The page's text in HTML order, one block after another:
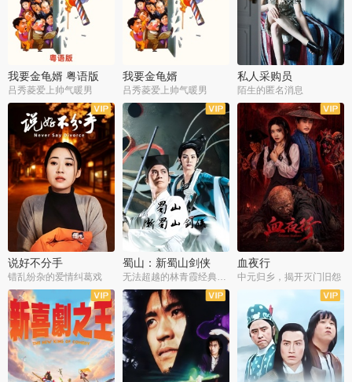
我要金龟婿 粤语版
吕秀菱爱上帅气暖男
我要金龟婿
吕秀菱爱上帅气暖男
私人采购员
陌生的匿名消息
说好不分手
错乱纷杂的爱情纠葛戏
蜀山：新蜀山剑侠
无法超越的林青霞经典角色
血夜行
中元归乡，揭开灭门旧怨